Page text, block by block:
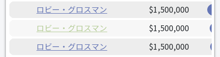
ロビー・グロスマン $1,500,000
ロビー・グロスマン $1,500,000
ロビー・グロスマン $1,500,000